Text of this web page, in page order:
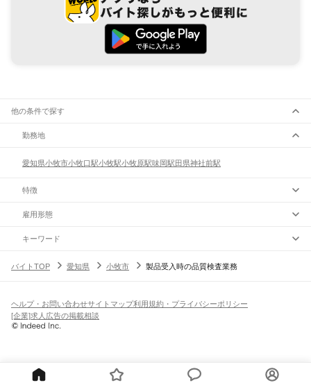
他の条件で探す
勤務地
愛知県小牧市小牧口駅小牧駅小牧原駅味岡駅田県神社前駅
特徴
雇用形態
キーワード
バイトTOP 愛知県 小牧市 製品受入時の品質検査業務
ヘルプ・お問い合わせサイトマップ利用規約・プライバシーポリシー
[企業]求人広告の掲載相談